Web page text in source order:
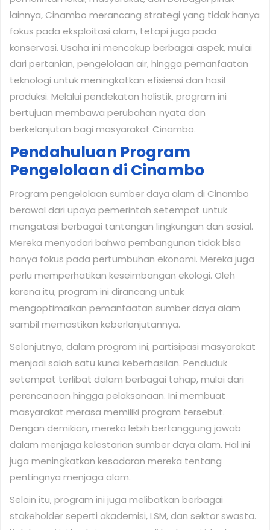
lainnya, Cinambo merancang strategi yang tidak hanya
fokus pada eksploitasi alam, tetapi juga pada
konservasi. Usaha ini mencakup berbagai aspek, mulai
dari pertanian, pengelolaan air, hingga pemanfaatan
teknologi untuk meningkatkan efisiensi dan hasil
produksi. Melalui pendekatan holistik, program ini
bertujuan membawa perubahan nyata dan
berkelanjutan bagi masyarakat Cinambo.
Pendahuluan Program
Pengelolaan di Cinambo
Program pengelolaan sumber daya alam di Cinambo
berawal dari upaya pemerintah setempat untuk
mengatasi berbagai tantangan lingkungan dan sosial.
Mereka menyadari bahwa pembangunan tidak bisa
hanya fokus pada pertumbuhan ekonomi. Mereka juga
perlu memperhatikan keseimbangan ekologi. Oleh
karena itu, program ini dirancang untuk
mengoptimalkan pemanfaatan sumber daya alam
sambil memastikan keberlanjutannya.
Selanjutnya, dalam program ini, partisipasi masyarakat
menjadi salah satu kunci keberhasilan. Penduduk
setempat terlibat dalam berbagai tahap, mulai dari
perencanaan hingga pelaksanaan. Ini membuat
masyarakat merasa memiliki program tersebut.
Dengan demikian, mereka lebih bertanggung jawab
dalam menjaga kelestarian sumber daya alam. Hal ini
juga meningkatkan kesadaran mereka tentang
pentingnya menjaga alam.
Selain itu, program ini juga melibatkan berbagai
stakeholder seperti akademisi, LSM, dan sektor swasta.